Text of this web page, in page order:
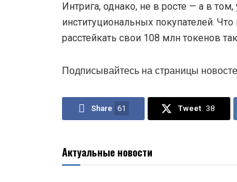
Интрига, однако, не в росте — а в
институциональных покупателей.
расстейкать свои 108 млн токенов
Подписывайтесь на страницы
Share 61 Tweet 38
Актуальные новости